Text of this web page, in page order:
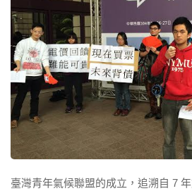
臺灣青年氣候聯盟的成立，追溯自 7